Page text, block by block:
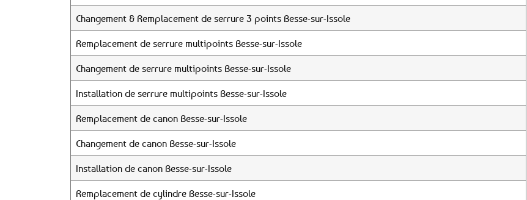
Changement & Remplacement de serrure 3 points Besse-sur-Issole
Remplacement de serrure multipoints Besse-sur-Issole
Changement de serrure multipoints Besse-sur-Issole
Installation de serrure multipoints Besse-sur-Issole
Remplacement de canon Besse-sur-Issole
Changement de canon Besse-sur-Issole
Installation de canon Besse-sur-Issole
Remplacement de cylindre Besse-sur-Issole